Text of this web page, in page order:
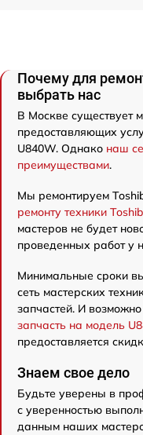
Почему для
выбрать нас
В Москве существует
предоставляющих
U840W. Однако наш
преимуществами.
Мы ремонтируем
ремонту техники
мастеров не будет
проведенных работ у
Минимальные сроки
сеть мастерских
запчастей. И
запчасть на модель
предоставляется
Знаем свое дело
Будьте уверены в
с уверенностью
данным наших